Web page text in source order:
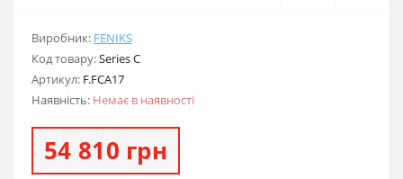
Виробник: FENIKS
Код товару:Series C
Артикул: F.FCA17
Наявність: Немає в наявності
54 810 грн